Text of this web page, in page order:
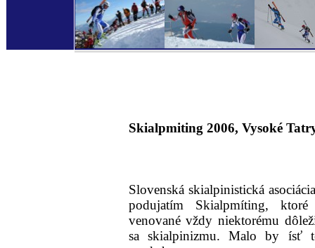
Skialpmiting 2006, Vysoké
Slovenská skialpinistická
podujatím Skialpmíting,
venované vždy niektorému
sa skialpinizmu. Malo by ísť